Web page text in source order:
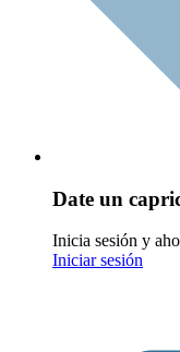
Date un
Inicia sesión y
Iniciar sesión